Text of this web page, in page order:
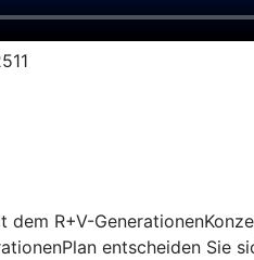
dem R+V-
entscheiden Sie